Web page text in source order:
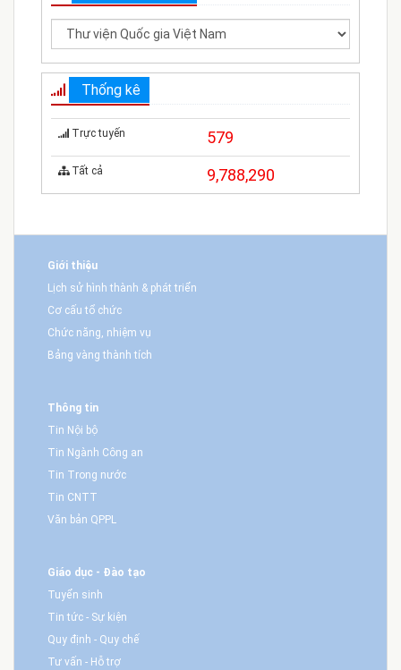
Thống kê
Trực tuyến 579
Tất cả 9,788,290
Giới thiệu
Lịch sử hình thành & phát triển
Cơ cấu tổ chức
Chức năng, nhiệm vụ
Bảng vàng thành tích
Thông tin
Tin Nội bộ
Tin Ngành Công an
Tin Trong nước
Tin CNTT
Văn bản QPPL
Giáo dục - Đào tạo
Tuyển sinh
Tin tức - Sự kiện
Quy định - Quy chế
Tư vấn - Hỗ trợ